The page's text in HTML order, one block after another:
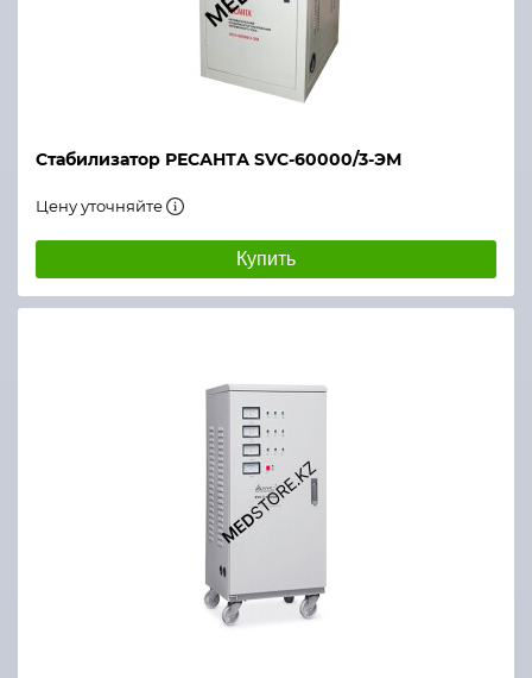
Стабилизатор РЕСАНТА SVC-60000/3-ЭМ
Цену уточняйте
Купить